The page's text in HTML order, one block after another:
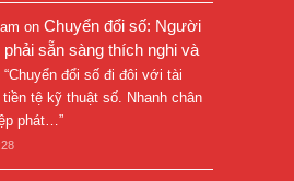
on Chuyển đổi số: Người
phải sẵn sàng thích nghi và
“Chuyển đổi số đi đôi với tài
tệ kỹ thuật số. Nhanh chân
phát… ”